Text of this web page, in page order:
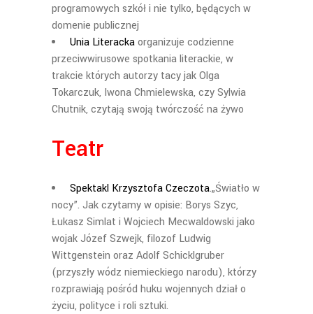
programowych szkół i nie tylko, będących w
domenie publicznej
Unia Literackaorganizuje codzienne
przeciwwirusowe spotkania literackie, w
trakcie których autorzy tacy jak Olga
Tokarczuk, Iwona Chmielewska, czy Sylwia
Chutnik, czytają swoją twórczość na żywo
Teatr
Spektakl Krzysztofa Czeczota.„Światło w
nocy”. Jak czytamy w opisie: Borys Szyc,
Łukasz Simlat i Wojciech Mecwaldowski jako
wojak Józef Szwejk, filozof Ludwig
Wittgenstein oraz Adolf Schicklgruber
(przyszły wódz niemieckiego narodu), którzy
rozprawiają pośród huku wojennych dział o
życiu, polityce i roli sztuki.